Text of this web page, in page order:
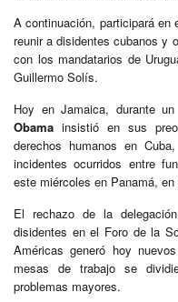
A continuación, participará en
reunir a disidentes cubanos y
con los mandatarios de
Guillermo Solís.
Hoy en Jamaica, durante
Obama insistió en sus
derechos humanos en
incidentes ocurridos entre
este miércoles en Panamá,
El rechazo de la
disidentes en el Foro de la
Américas generó hoy
mesas de trabajo se
problemas mayores.